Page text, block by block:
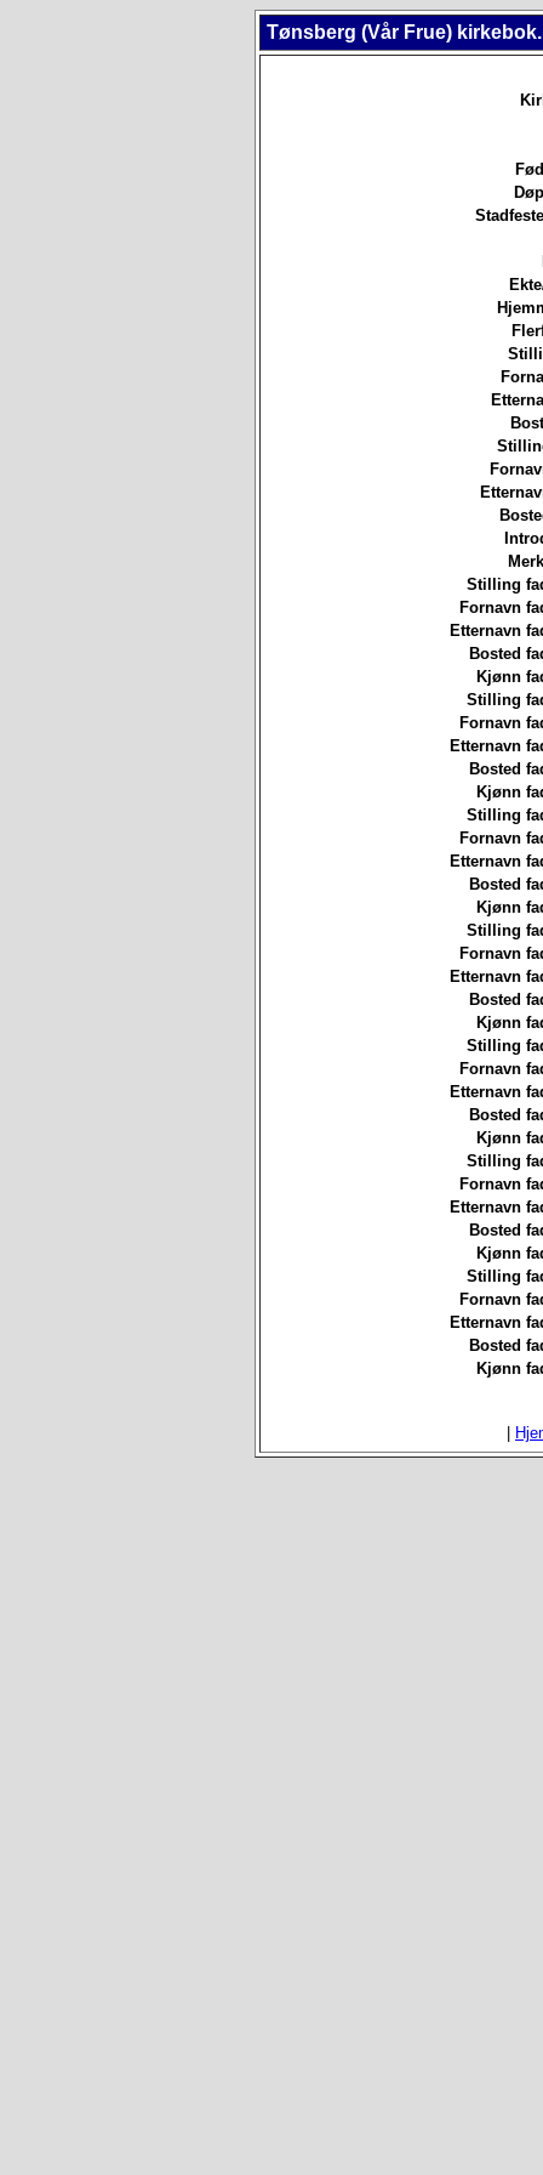
Tønsberg (Vår Frue)
Stilling
Fornavn
Etternavn
Bosted
Kjønn
Stilling
Fornavn
Etternavn
Bosted
Kjønn
Stilling
Fornavn
Etternavn
Bosted
Kjønn
Stilling
Fornavn
Etternavn
Bosted
Kjønn
Stilling
Fornavn
Etternavn
Bosted
Kjønn
Stilling
Fornavn
Etternavn
Bosted
Kjønn
Stilling
Fornavn
Etternavn
Bosted
Kjønn